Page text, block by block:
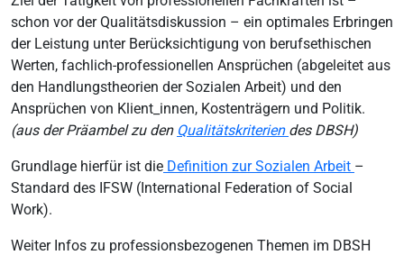
schon vor der Qualitätsdiskussion – ein optimales Erbringen
der Leistung unter Berücksichtigung von berufsethischen
Werten, fachlich-professionellen Ansprüchen (abgeleitet aus
den Handlungstheorien der Sozialen Arbeit) und den
Ansprüchen von Klient_innen, Kostenträgern und Politik.
(aus der Präambel zu den Qualitätskriterien des DBSH)
Grundlage hierfür ist die Definition zur Sozialen Arbeit –
Standard des IFSW (International Federation of Social
Work).
Weiter Infos zu professionsbezogenen Themen im DBSH